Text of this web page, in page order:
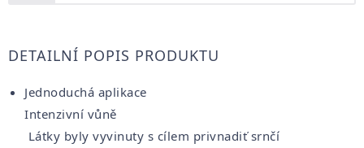
DETAILNÍ POPIS PRODUKTU
Jednoduchá aplikace
Intenzivní vůně
Látky byly vyvinuty s cílem privnadiť srnčí